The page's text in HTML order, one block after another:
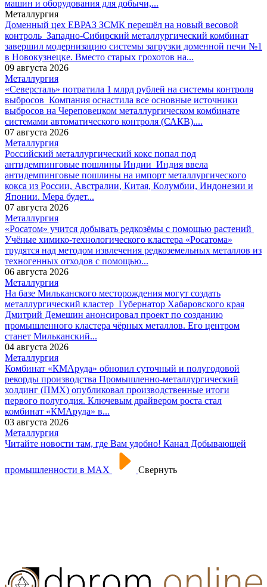
машин и оборудования для добычи,...
Металлургия
Доменный цех ЕВРАЗ ЗСМК перешёл на новый весовой
контроль Западно-Сибирский металлургический комбинат
завершил модернизацию системы загрузки доменной печи №1
в Новокузнецке. Вместо старых грохотов на...
09 августа 2026
Металлургия
«Северсталь» потратила 1 млрд рублей на системы контроля
выбросов Компания оснастила все основные источники
выбросов на Череповецком металлургическом комбинате
системами автоматического контроля (САКВ)....
07 августа 2026
Металлургия
Российский металлургический кокс попал под
антидемпинговые пошлины Индии Индия ввела
антидемпинговые пошлины на импорт металлургического
кокса из России, Австралии, Китая, Колумбии, Индонезии и
Японии. Мера будет...
07 августа 2026
Металлургия
«Росатом» учится добывать редкозёмы с помощью растений
Учёные химико-технологического кластера «Росатома»
трудятся над методом извлечения редкоземельных металлов из
техногенных отходов с помощью...
06 августа 2026
Металлургия
На базе Мильканского месторождения могут создать
металлургический кластер Губернатор Хабаровского края
Дмитрий Демешин анонсировал проект по созданию
промышленного кластера чёрных металлов. Его центром
станет Мильканский...
04 августа 2026
Металлургия
Комбинат «КМАруда» обновил суточный и полугодовой
рекорды производства Промышленно-металлургический
холдинг (ПМХ) опубликовал производственные итоги
первого полугодия. Ключевым драйвером роста стал
комбинат «КМАруда» в...
03 августа 2026
Металлургия
Читайте новости там, где Вам удобно! Канал Добывающей
промышленности в МАХ Свернуть